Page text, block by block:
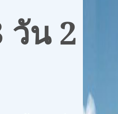
วัน 2